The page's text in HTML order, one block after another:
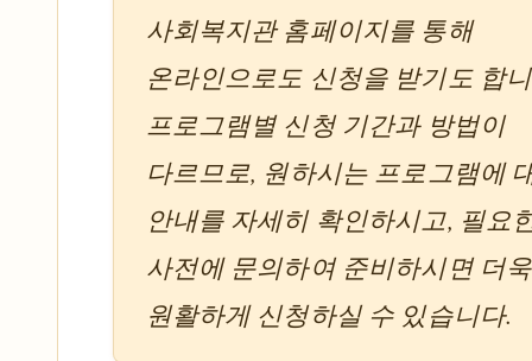
사회복지관 홈페이지를 통해
온라인으로도 신청을 받기도 합
프로그램별 신청 기간과 방법이
다르므로, 원하시는 프로그램에
안내를 자세히 확인하시고, 필요
사전에 문의하여 준비하시면 더욱
원활하게 신청하실 수 있습니다.